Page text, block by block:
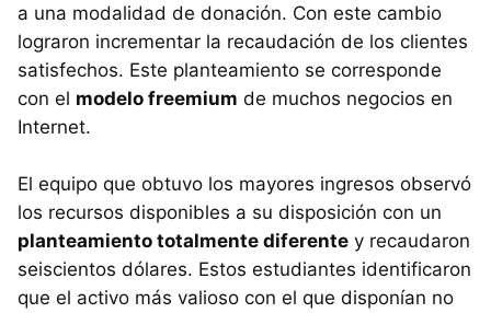
a una modalidad de donación. Con este cambio
lograron incrementar la recaudación de los clientes
satisfechos. Este planteamiento se corresponde
con el modelo freemium de muchos negocios en
Internet.
El equipo que obtuvo los mayores ingresos observó
los recursos disponibles a su disposición con un
planteamiento totalmente diferente y recaudaron
seiscientos dólares. Estos estudiantes identificaron
que el activo más valioso con el que disponían no